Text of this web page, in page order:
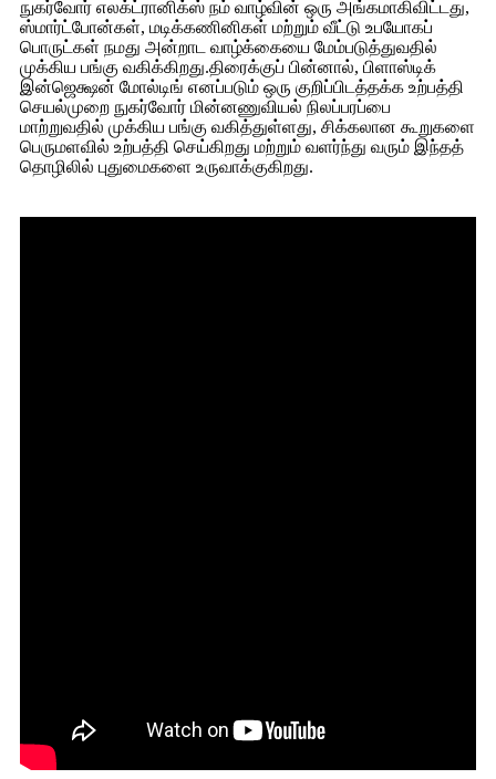
நுகர்வோர் எலக்ட்ரானிக்ஸ் நம் வாழ்வின் ஒரு அங்கமாகிவிட்டது,
ஸ்மார்ட்போன்கள், மடிக்கணினிகள் மற்றும் வீட்டு உபயோகப்
பொருட்கள் நமது அன்றாட வாழ்க்கையை மேம்படுத்துவதில்
முக்கிய பங்கு வகிக்கிறது.திரைக்குப் பின்னால், பிளாஸ்டிக்
இன்ஜெக்ஷன் மோல்டிங் எனப்படும் ஒரு குறிப்பிடத்தக்க உற்பத்தி
செயல்முறை நுகர்வோர் மின்னணுவியல் நிலப்பரப்பை
மாற்றுவதில் முக்கிய பங்கு வகித்துள்ளது, சிக்கலான கூறுகளை
பெருமளவில் உற்பத்தி செய்கிறது மற்றும் வளர்ந்து வரும் இந்தத்
தொழிலில் புதுமைகளை உருவாக்குகிறது.